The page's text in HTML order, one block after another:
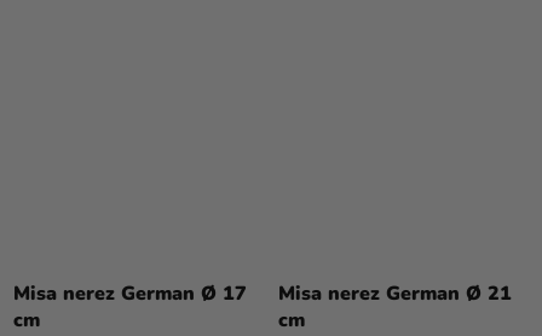
Misa nerez German Ø 17
cm
Misa nerez German Ø 21
cm